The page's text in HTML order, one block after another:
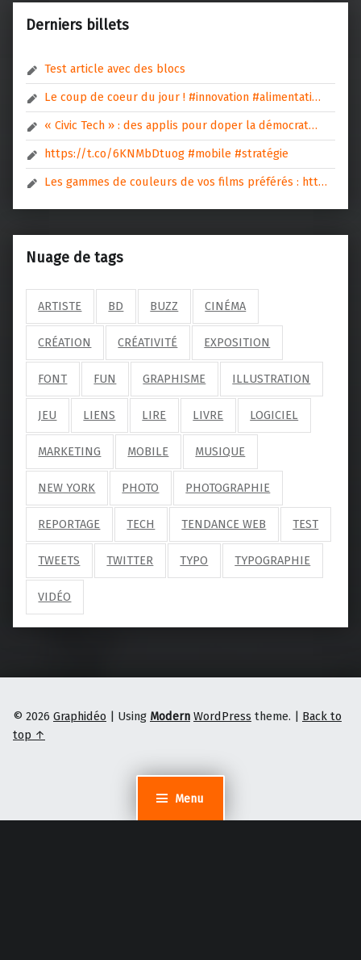
Menu
Derniers billets
Test article avec des blocs
Le coup de coeur du jour ! #innovation #alimentati…
« Civic Tech » : des applis pour doper la démocrat…
https://t.co/6KNMbDtuog #mobile #stratégie
Les gammes de couleurs de vos films préférés : htt…
Nuage de tags
ARTISTE BD BUZZ CINÉMA
CRÉATION CRÉATIVITÉ EXPOSITION
FONT FUN GRAPHISME ILLUSTRATION
JEU LIENS LIRE LIVRE LOGICIEL
MARKETING MOBILE MUSIQUE
NEW YORK PHOTO PHOTOGRAPHIE
REPORTAGE TECH TENDANCE WEB TEST
TWEETS TWITTER TYPO TYPOGRAPHIE
VIDÉO
© 2026 Graphidéo | Using Modern WordPress theme. | Back to
top ↑